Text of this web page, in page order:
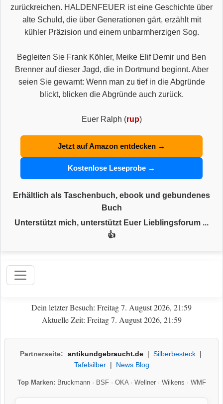
zurückreichen. HALDENFEUER ist eine Geschichte über
alte Schuld, die über Generationen gärt, erzählt mit
kühler Präzision und einem unbarmherzigen Sog.
Begleiten Sie Frank Köhler, Meike Elif Demir und Ben
Brenner auf dieser Jagd, die in Dortmund beginnt. Aber
seien Sie gewarnt: Wenn man zu tief in die Abgründe
blickt, blicken die Abgründe auch zurück.
Euer Ralph (rup)
Jetzt auf Amazon entdecken →
Kostenlose Leseprobe →
Erhältlich als Taschenbuch, ebook und gebundenes
Buch
Unterstützt mich, unterstützt Euer Lieblingsforum ...
👍
Dein letzter Besuch: Freitag 7. August 2026, 21:59
Aktuelle Zeit: Freitag 7. August 2026, 21:59
Partnerseite: antikundgebraucht.de| Silberbesteck|
Tafelsilber| News Blog
Top Marken: Bruckmann· BSF· OKA· Wellner· Wilkens · WMF